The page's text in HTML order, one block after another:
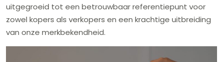
uitgegroeid tot een betrouwbaar referentiepunt voor
zowel kopers als verkopers en een krachtige uitbreiding
van onze merkbekendheid.